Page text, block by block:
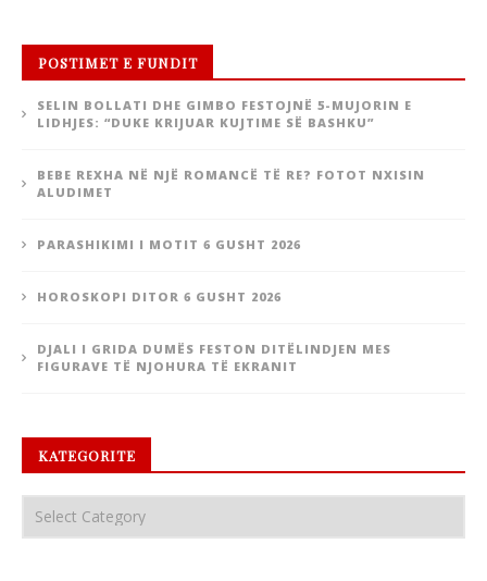
POSTIMET E FUNDIT
SELIN BOLLATI DHE GIMBO FESTOJNË 5-MUJORIN E
LIDHJES: “DUKE KRIJUAR KUJTIME SË BASHKU”
BEBE REXHA NË NJË ROMANCË TË RE? FOTOT NXISIN
ALUDIMET
PARASHIKIMI I MOTIT 6 GUSHT 2026
HOROSKOPI DITOR 6 GUSHT 2026
DJALI I GRIDA DUMËS FESTON DITËLINDJEN MES
FIGURAVE TË NJOHURA TË EKRANIT
KATEGORITE